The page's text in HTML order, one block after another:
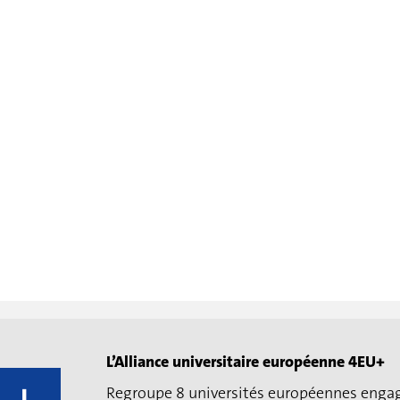
L’Alliance universitaire européenne 4EU+
Regroupe 8 universités européennes